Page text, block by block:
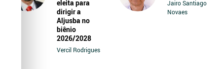
eleita para
dirigir a
Aljusba no
biênio
2026/2028
Vercil Rodrigues
Jairo Santiago
Novaes